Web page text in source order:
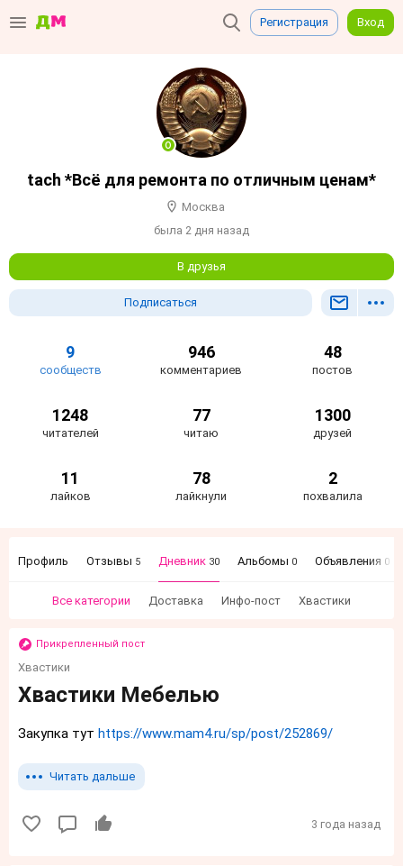
Регистрация Вход
tach *Всё для ремонта по отличным ценам*
Москва
была 2 дня назад
В друзья
Подписаться
9
сообществ
946
комментариев
48
постов
1248
читателей
77
читаю
1300
друзей
11
лайков
78
лайкнули
2
похвалила
Профиль Отзывы 5 Дневник 30 Альбомы 0 Объявления 0
Все категории Доставка Инфо-пост Хвастики
Прикрепленный пост
Хвастики
Хвастики Мебелью
Закупка тут https://www.mam4.ru/sp/post/252869/
Читать дальше
3 года назад